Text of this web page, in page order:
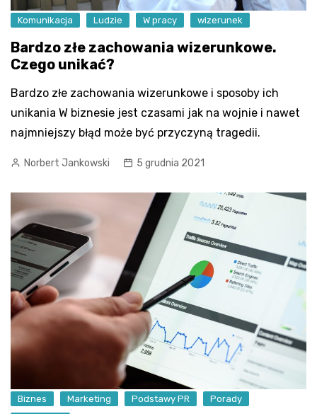
Komunikacja Ludzie W pracy wizerunek
Bardzo złe zachowania wizerunkowe.
Czego unikać?
Bardzo złe zachowania wizerunkowe i sposoby ich
unikania W biznesie jest czasami jak na wojnie i nawet
najmniejszy błąd może być przyczyną tragedii.
Norbert Jankowski 5 grudnia 2021
Biznes Marketing Podstawy PR
Porady